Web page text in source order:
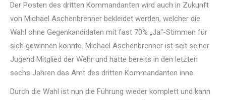
Der Posten des dritten Kommandanten wird auch in Zukunft
von Michael Aschenbrenner bekleidet werden, welcher die
Wahl ohne Gegenkandidaten mit fast 70% „Ja“-Stimmen für
sich gewinnen konnte. Michael Aschenbrenner ist seit seiner
Jugend Mitglied der Wehr und hatte bereits in den letzten
sechs Jahren das Amt des dritten Kommandanten inne.
Durch die Wahl ist nun die Führung wieder komplett und kann